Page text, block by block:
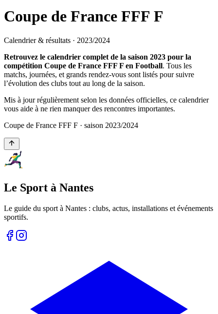
Coupe de France FFF F
Calendrier & résultats · 2023/2024
Retrouvez le calendrier complet de la saison 2023 pour la
compétition Coupe de France FFF F en Football. Tous les
matchs, journées, et grands rendez-vous sont listés pour suivre
l’évolution des clubs tout au long de la saison.
Mis à jour régulièrement selon les données officielles, ce calendrier
vous aide à ne rien manquer des rencontres importantes.
Coupe de France FFF F · saison 2023/2024
Le Sport à Nantes
Le guide du sport à Nantes : clubs, actus, installations et événements
sportifs.